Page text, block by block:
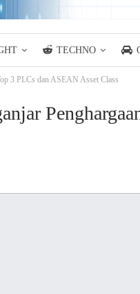
TECHNO
3 PLCs dan ASEAN Asset Class